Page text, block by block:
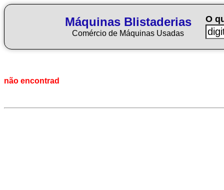
Máquinas Blistaderias
Comércio de Máquinas Usadas
O
não encontrad